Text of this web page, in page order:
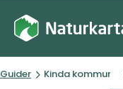
Guider Kinda kommun